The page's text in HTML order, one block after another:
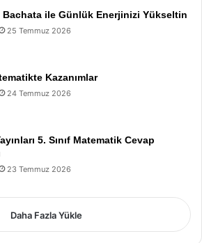
Bachata ile Günlük Enerjinizi Yükseltin
25 Temmuz 2026
Kazanımlar
24 Temmuz 2026
5. Sınıf Matematik Cevap
23 Temmuz 2026
Daha Fazla Yükle